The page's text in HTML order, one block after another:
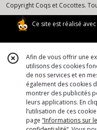
Copyright Coqs et Cocottes.
Ce site est réalisé avec
Afin de vous offrir une
utilisons des cookies
de nos services et en
également des cookies
montrer des publicités
leurs applications. En
l’utilisation de ces
page “Informations sur